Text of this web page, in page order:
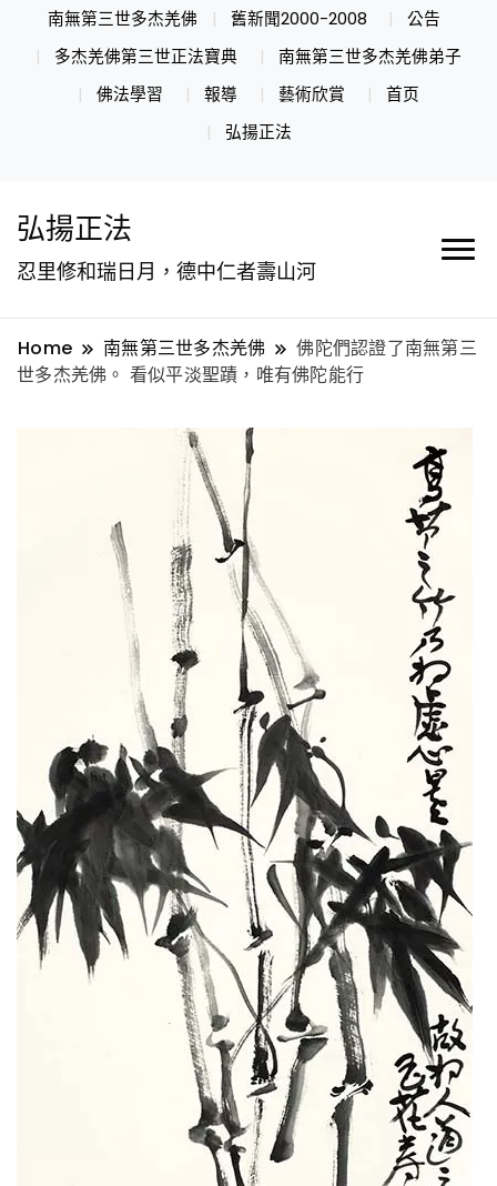
南無第三世多杰羌佛 舊新聞2000-2008
公告
多杰羌佛第三世正法寶典
南無第三世多杰羌佛弟子
佛法學習
報導 藝術欣賞
首页
弘揚正法
弘揚正法
忍里修和瑞日月，德中仁者壽山河
Home 南無第三世多杰羌佛
佛陀們認證了南無第三
世多杰羌佛。 看似平淡聖蹟，唯有佛陀能行